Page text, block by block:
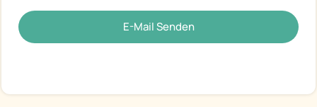
E-Mail Senden